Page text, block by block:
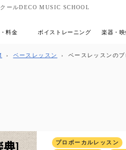
ールDECO MUSIC SCHOOL
料金 ボイストレーニング 楽器・
› ベースレッスン › ベースレッスンのブ
プロボーカルレッスン